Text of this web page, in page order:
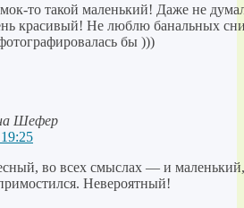
то такой маленький! Даже не
красивый! Не люблю банальных
бы )))
Шефер
во всех смыслах — и маленький,
Невероятный!